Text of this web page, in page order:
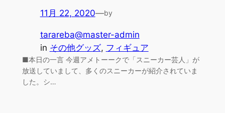
11月 22, 2020—by
tarareba@master-admin
in その他グッズ, フィギュア
■本日の一言 今週アメトーークで「スニーカー芸人」が
放送していまして、多くのスニーカーが紹介されていま
した。シ…